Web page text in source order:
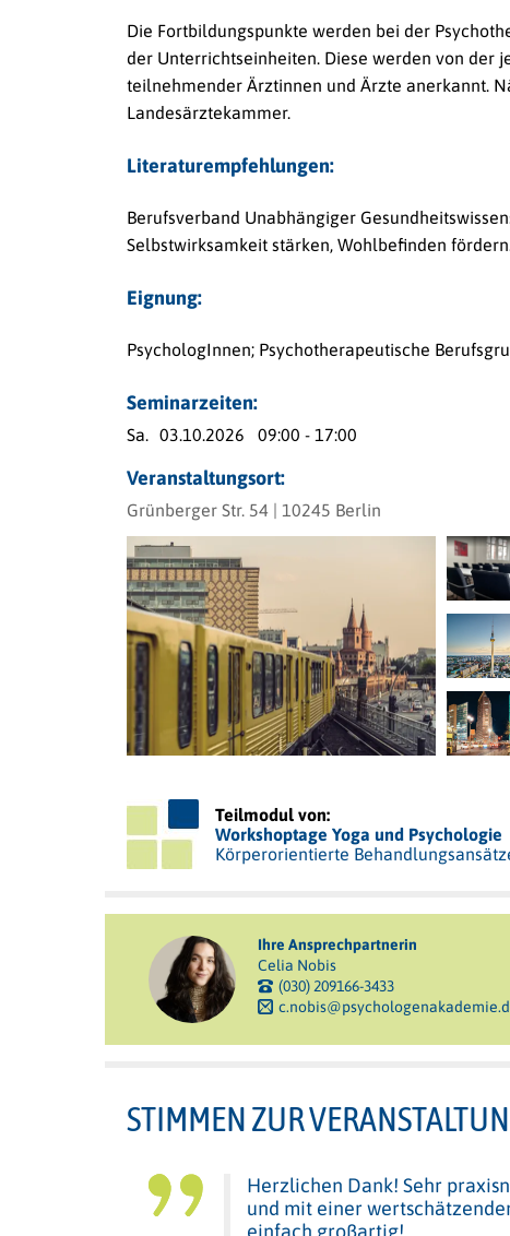
Die Fortbildungspunkte werden bei der
der Unterrichtseinheiten. Diese werden von der
teilnehmender Ärztinnen und Ärzte anerkannt.
Landesärztekammer.
Literaturempfehlungen:
Berufsverband Unabhängiger
Selbstwirksamkeit stärken, Wohlbefinden
Eignung:
PsychologInnen; Psychotherapeutische
Seminarzeiten:
Sa. 03.10.2026 09:00 - 17:00
Veranstaltungsort:
Grünberger Str. 54 | 10245 Berlin
Teilmodul von:
Workshoptage Yoga und Psychologie
Körperorientierte
Ihre Ansprechpartnerin
Celia Nobis
(030) 209166-3433
STIMMEN ZUR
Herzlichen Dank! Sehr
und mit einer